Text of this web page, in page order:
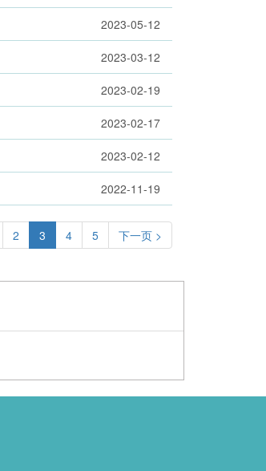
2023-05-12
2023-03-12
2023-02-19
2023-02-17
2023-02-12
2022-11-19
2 3 4 5 下一页 >